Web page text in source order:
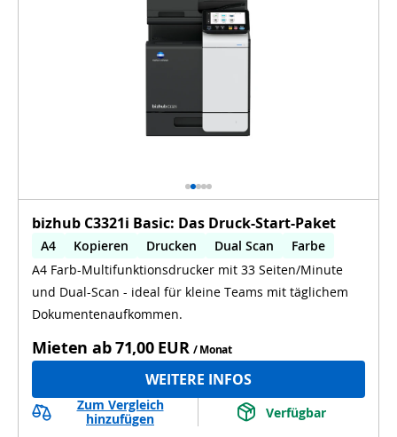
bizhub C3321i Basic: Das Druck-Start-Paket
A4 Kopieren Drucken Dual Scan
Farbe
A4 Farb-Multifunktionsdrucker mit 33 Seiten/Minute
und Dual-Scan - ideal für kleine Teams mit täglichem
Dokumentenaufkommen.
Mieten ab71,00 EUR / Monat
WEITERE INFOS
Zum Vergleich
hinzufügen
Verfügbar